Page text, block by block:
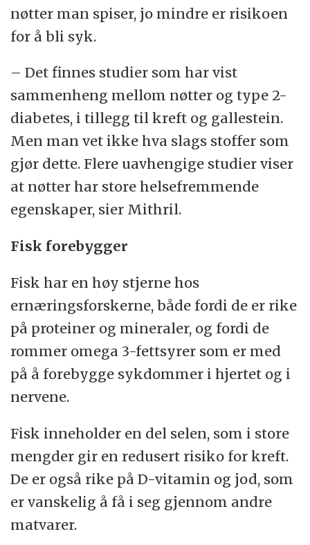
nøtter man spiser, jo mindre er risikoen
for å bli syk.
– Det finnes studier som har vist
sammenheng mellom nøtter og type 2-
diabetes, i tillegg til kreft og gallestein.
Men man vet ikke hva slags stoffer som
gjør dette. Flere uavhengige studier viser
at nøtter har store helsefremmende
egenskaper, sier Mithril.
Fisk forebygger
Fisk har en høy stjerne hos
ernæringsforskerne, både fordi de er rike
på proteiner og mineraler, og fordi de
rommer omega 3-fettsyrer som er med
på å forebygge sykdommer i hjertet og i
nervene.
Fisk inneholder en del selen, som i store
mengder gir en redusert risiko for kreft.
De er også rike på D-vitamin og jod, som
er vanskelig å få i seg gjennom andre
matvarer.